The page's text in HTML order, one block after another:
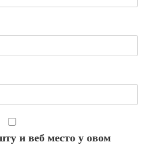
и веб место у овом